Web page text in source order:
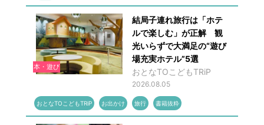
本・遊び
結局子連れ旅行は「ホテ
ルで楽しむ」が正解 観
光いらずで大満足の“遊び
場充実ホテル”5選
おとなTOこどもTRiP
2026.08.05
おとなTOこどもTRiP お出かけ 旅行 書籍抜粋